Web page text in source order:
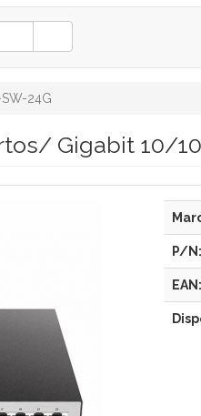
24G
Gigabit 10/
P/N:
EAN: